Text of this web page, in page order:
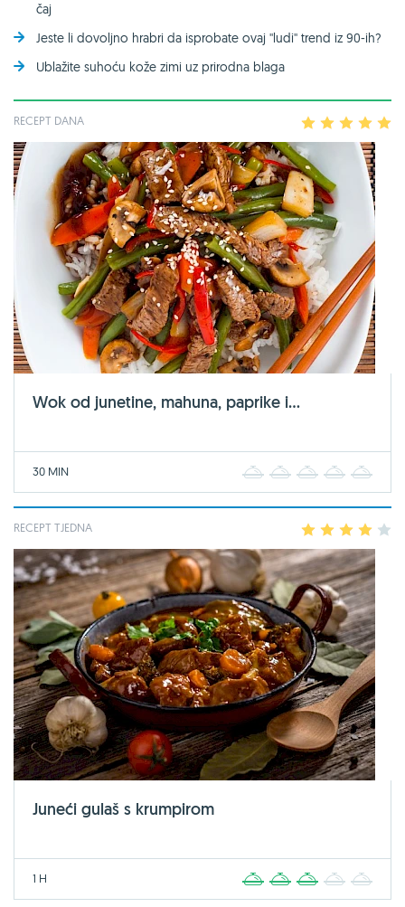
čaj
Jeste li dovoljno hrabri da isprobate ovaj ''ludi'' trend iz 90-ih?
Ublažite suhoću kože zimi uz prirodna blaga
RECEPT DANA 2 3 4
Wok od junetine, mahuna, paprike i...
30 MIN 2 3 4
RECEPT TJEDNA 2 3 4
Juneći gulaš s krumpirom
1 H 2 3 4